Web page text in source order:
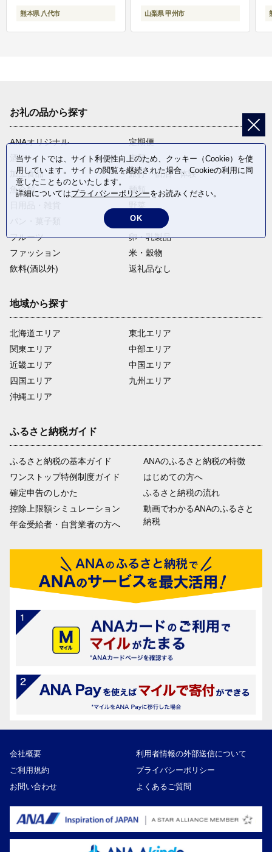
熊本県 八代市 山梨県 甲州市
お礼の品から探す
ANAオリジナル
定期便
酒
肉類
加工食品
旅行・宿泊・体験
魚介類
麺類
電化製品
フルーツ
卵・乳製品
ファッション
米・穀物
飲料(酒以外)
返礼品なし
地域から探す
北海道エリア
関東エリア
近畿エリア
四国エリア
沖縄エリア
東北エリア
中部エリア
中国エリア
九州エリア
ふるさと納税ガイド
ふるさと納税の基本ガイド
ワンストップ特例制度ガイド
確定申告のしかた
控除上限額シミュレーション
年金受給者・自営業者の方へ
ANAのふるさと納税の特徴
はじめての方へ
ふるさと納税の流れ
動画でわかるANAのふるさと
納税
会社概要
利用者情報の外部送信について
ご利用規約
プライバシーポリシー
お問い合わせ
よくあるご質問
当サイトでは、サイト利便性向上のため、クッキー（Cookie）を使
用しています。サイトの閲覧を継続された場合、Cookieの利用に同
意したことものといたします。
詳細についてはプライバシーポリシーをお読みください。
OK